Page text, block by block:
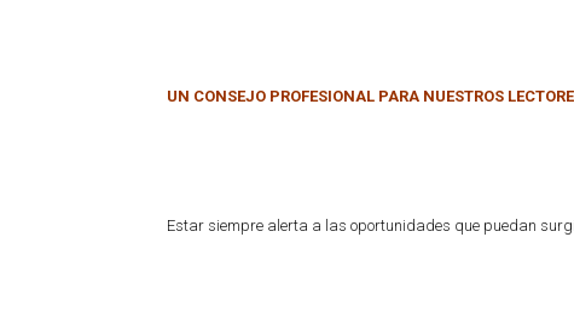
UN CONSEJO PROFESIONAL PARA NUESTROS
Estar siempre alerta a las oportunidades que puedan